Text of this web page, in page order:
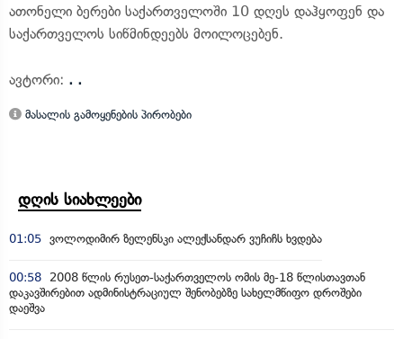
ათონელი ბერები საქართველოში 10 დღეს დაჰყოფენ და
საქართველოს სიწმინდეებს მოილოცებენ.
ავტორი: . .
მასალის გამოყენების პირობები
დღის სიახლეები
01:05 ვოლოდიმირ ზელენსკი ალექსანდარ ვუჩიჩს ხვდება
00:58
2008 წლის რუსეთ-საქართველოს ომის მე-18 წლისთავთან
დაკავშირებით ადმინისტრაციულ შენობებზე სახელმწიფო დროშები
დაეშვა